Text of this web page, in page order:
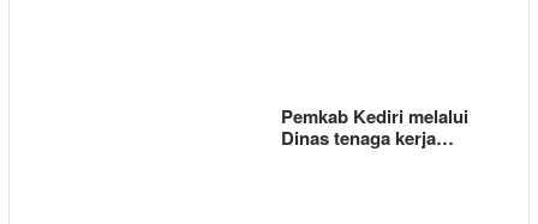
Pemkab Kediri melalui
Dinas tenaga kerja…